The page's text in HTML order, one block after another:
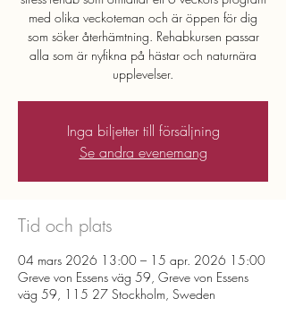
med olika veckoteman och är öppen för dig
som söker återhämtning. Rehabkursen passar
alla som är nyfikna på hästar och naturnära
upplevelser.
Inga biljetter till försäljning
Se andra evenemang
Tid och plats
04 mars 2026 13:00 – 15 apr. 2026 15:00
Greve von Essens väg 59, Greve von Essens
väg 59, 115 27 Stockholm, Sweden